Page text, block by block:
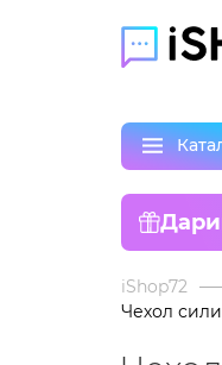
iShop72
Чехол